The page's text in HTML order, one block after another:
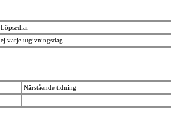
Löpsedlar
ej varje utgivningsdag
Närstående tidning